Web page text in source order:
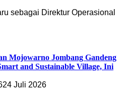
sebagai Direktur Operasional
Mojowarno Jombang Gandeng
and Sustainable Village, Ini
24 Juli 2026